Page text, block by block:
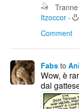
Itzoccor -
Comment
Fabs to
Wow, è
dal